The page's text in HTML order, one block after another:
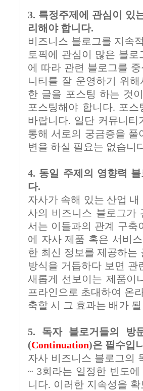
3. 특정주제에 관심이 있
리해야 합니다.
비즈니스 블로그를 지속
토픽에 관심이 많은 블
에 따라 관련 블로그를
니티를 잘 운영하기 위
한 글을 포스팅 하는 것
포스팅해야 합니다. 포
바랍니다. 일단 커뮤니
통해 서로의 궁금증을
변을 하실 필요는 없습니
4. 동일 주제의 영향력
다.
자사가 속해 있는 산업
사의 비즈니스 블로그가
서는 이들과의 관계 구축
에 자사 제품 혹은 서비
한 최신 정보를 제공하는
방식을 거듭하다 보면 관
새롭게 선보이는 제품이
프라인으로 초대하여 온
축할 시 그 효과는 배가
5. 독자 블로거들의 방
(Continuation)은 필수입
자사 비즈니스 블로그의
~ 3회라는 일정한 빈도
니다. 이러한 지속성을